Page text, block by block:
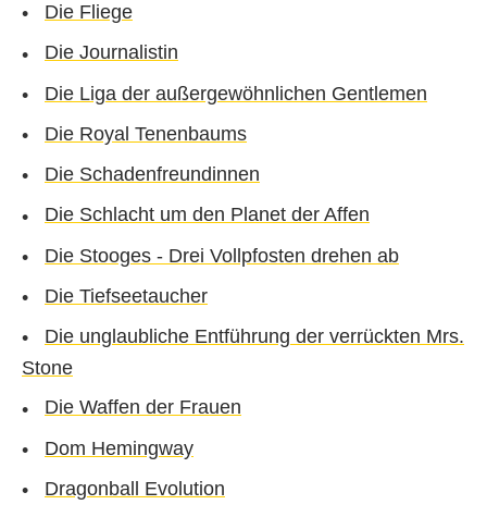
Die Fliege
Die Journalistin
Die Liga der außergewöhnlichen Gentlemen
Die Royal Tenenbaums
Die Schadenfreundinnen
Die Schlacht um den Planet der Affen
Die Stooges - Drei Vollpfosten drehen ab
Die Tiefseetaucher
Die unglaubliche Entführung der verrückten Mrs.
Stone
Die Waffen der Frauen
Dom Hemingway
Dragonball Evolution